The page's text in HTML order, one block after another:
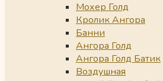
Мохер Голд
Кролик Ангора
Банни
Ангора Голд
Ангора Голд Батик
Воздушная